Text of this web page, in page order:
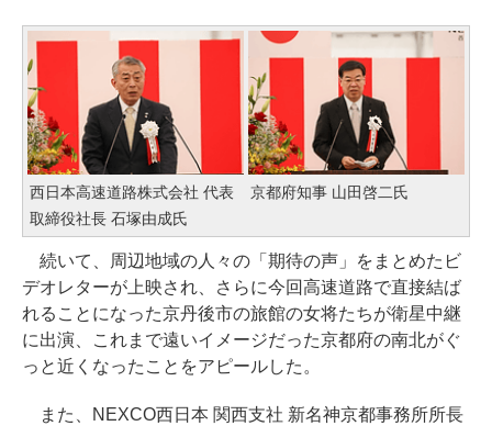
西日本高速道路株式会社 代表
取締役社長 石塚由成氏
京都府知事 山田啓二氏
続いて、周辺地域の人々の「期待の声」をまとめたビ
デオレターが上映され、さらに今回高速道路で直接結ば
れることになった京丹後市の旅館の女将たちが衛星中継
に出演、これまで遠いイメージだった京都府の南北がぐ
っと近くなったことをアピールした。
また、NEXCO西日本 関西支社 新名神京都事務所所長